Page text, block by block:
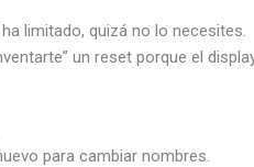
limitado, quizá no lo necesites.
un reset porque el
para cambiar nombres.